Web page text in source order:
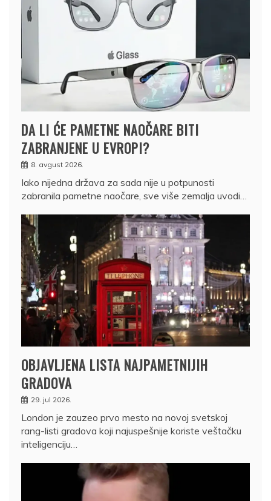
DA LI ĆE PAMETNE NAOČARE BITI
ZABRANJENE U EVROPI?
8. avgust 2026.
Iako nijedna država za sada nije u potpunosti
zabranila pametne naočare, sve više zemalja uvodi…
OBJAVLJENA LISTA NAJPAMETNIJIH
GRADOVA
29. jul 2026.
London je zauzeo prvo mesto na novoj svetskoj
rang-listi gradova koji najuspešnije koriste veštačku
inteligenciju…